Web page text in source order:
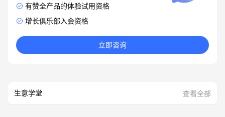
有赞全产品的体验试用资格
增长俱乐部入会资格
立即咨询
生意学堂 查看全部